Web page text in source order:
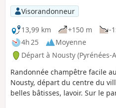
Visorandonneur
13,99 km
+150 m
-
4h 25
Moyenne
Départ à Nousty (Pyrénées-
Randonnée champêtre facile
Nousty, départ du centre du
belles bâtisses, lavoir. Sur le